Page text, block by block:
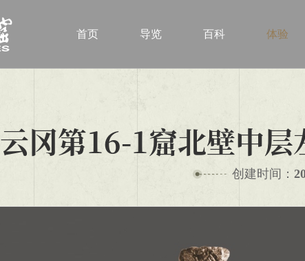
首页 导览 百科 体验
云冈第16-1窟北壁中
创建时间：